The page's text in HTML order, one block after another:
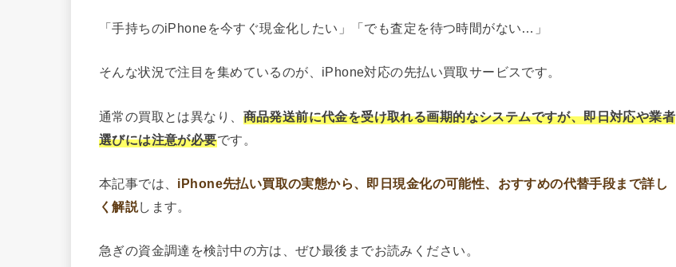
「手持ちのiPhoneを今すぐ現金化したい」「でも査定を待つ時間がない…」
そんな状況で注目を集めているのが、iPhone対応の先払い買取サービスです。
通常の買取とは異なり、 商品発送前に代金を受け取れる画期的なシステムですが、即日対応や業者
選びには注意が必要です。
本記事では、 iPhone先払い買取の実態から、即日現金化の可能性、おすすめの代替手段まで詳し
く解説します。
急ぎの資金調達を検討中の方は、ぜひ最後までお読みください。